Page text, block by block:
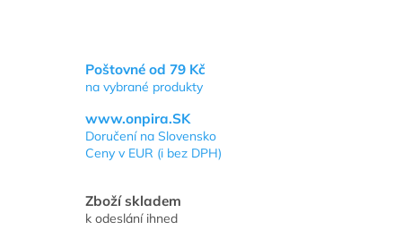
Poštovné od 79 Kč
na vybrané produkty
www.onpira.SK
Doručení na Slovensko
Ceny v EUR (i bez DPH)
Zboží skladem
k odeslání ihned